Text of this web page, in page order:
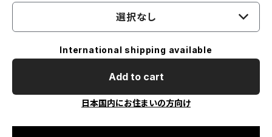
選択なし
International shipping available
Add to cart
日本国内にお住まいの方向け